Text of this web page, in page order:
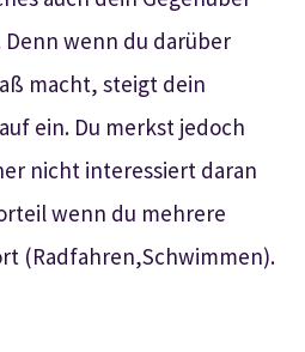
wenn du darüber
macht, steigt dein
ein. Du merkst jedoch
nicht interessiert daran
wenn du mehrere
(Radfahren,Schwimmen).